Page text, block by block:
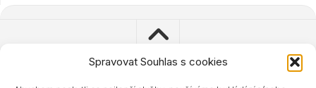
Spravovat Souhlas s cookies